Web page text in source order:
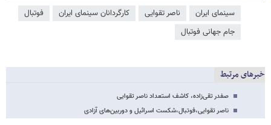
سینمای ایران ناصر تقوایی کارگردانان سینمای ایران
فوتبال
جام جهانی فوتبال
خبرهای مرتبط
صفدر تقی‌زاده، کاشف استعداد ناصر تقوایی
ناصر تقوایی،فوتبال،شکست اسرائیل و دوربین‌های آزادی